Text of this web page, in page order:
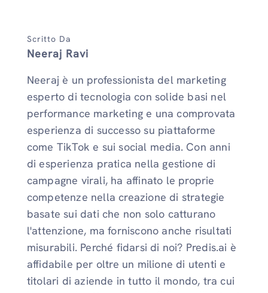
Scritto Da
Neeraj Ravi
Neeraj è un professionista del marketing
esperto di tecnologia con solide basi nel
performance marketing e una comprovata
esperienza di successo su piattaforme
come TikTok e sui social media. Con anni
di esperienza pratica nella gestione di
campagne virali, ha affinato le proprie
competenze nella creazione di strategie
basate sui dati che non solo catturano
l'attenzione, ma forniscono anche risultati
misurabili. Perché fidarsi di noi? Predis.ai è
affidabile per oltre un milione di utenti e
titolari di aziende in tutto il mondo, tra cui